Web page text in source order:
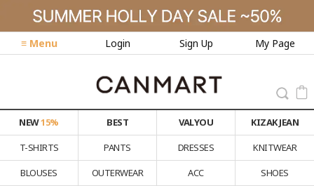
≡ Menu Login Sign Up My Page
NEW15% BEST VALYOU
KIZAK JEAN
T-SHIRTS
PANTS DRESSES
KNITWEAR
BLOUSES
OUTERWEAR ACC
SHOES